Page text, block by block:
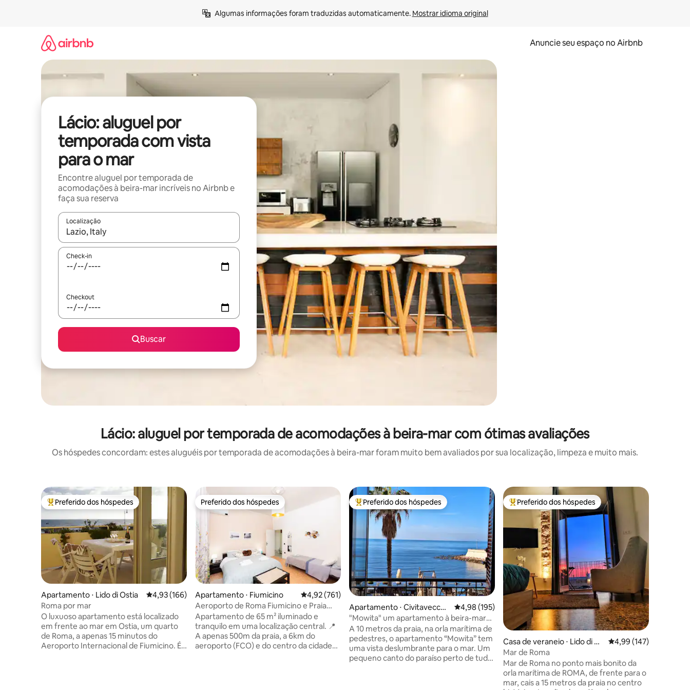
Algumas informações foram traduzidas automaticamente. Mostrar idioma original
Anuncie seu espaço no Airbnb
Lácio: aluguel por
temporada com vista
para o mar
Encontre aluguel por temporada de
acomodações à beira-mar incríveis no Airbnb e
faça sua reserva
Localização
Quando os resultados estiverem disponíveis, explore-os usando as seta para cima e para baixo do teclado ou tocando e deslizando o dedo na tela.
Check-in
Checkout
Buscar
Lácio: aluguel por temporada de acomodações à beira-mar com ótimas avaliações
Os hóspedes concordam: estes aluguéis por temporada de acomodações à beira-mar foram muito bem avaliados por sua localização, limpeza e muito mais.
Entre os melhores preferidos dos hóspedes
Preferido dos hóspedes
Apartamento ⋅ Lido di Ostia 4,93 de uma avaliação média de 5, 166 avaliações
4,93 (166)
Roma por mar
O luxuoso apartamento está localizado
em frente ao mar em Ostia, um quarto
de Roma, a apenas 15 minutos do
Aeroporto Internacional de Fiumicino. É
Preferido dos hóspedes
Preferido dos hóspedes
Apartamento ⋅ Fiumicino 4,92 de uma avaliação média de 5, 761 avaliações
4,92 (761)
Aeroporto de Roma Fiumicino e Praia
(TempioDellaFortuna)
Apartamento de 65 m² iluminado e
tranquilo em uma localização central. 📍
A apenas 500m da praia, a 6km do
aeroporto (FCO) e do centro da cidade
Entre os melhores preferidos dos hóspedes
Preferido dos hóspedes
Apartamento ⋅ Civitavecchi
a
4,98 de uma avaliação média de 5, 195 avaliações
4,98 (195)
"Mowita" um apartamento à beira-mar
com vista deslumbrante para o mar
A 10 metros da praia, na orla marítima de
pedestres, o apartamento “Mowita” tem
uma vista deslumbrante para o mar. Um
pequeno canto do paraíso perto de tudo
Entre os melhores preferidos dos hóspedes
Preferido dos hóspedes
Casa de veraneio ⋅ Lido di Os
tia, Roma
4,99 de uma avaliação
4,99 (147)
Mar de Roma
Mar de Roma no ponto mais bonito da
orla marítima de ROMA, de frente para o
mar, cais a 15 metros da praia no centro